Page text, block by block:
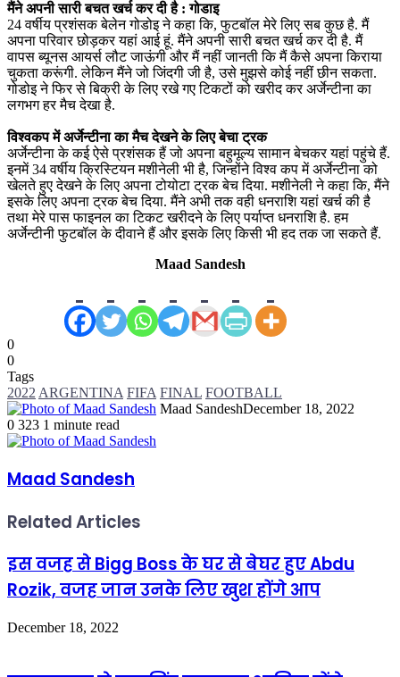
मैंने अपनी सारी बचत खर्च कर दी है : गोडाइ
24 वर्षीय प्रशंसक बेलेन गोडोइ ने कहा कि, फुटबॉल मेरे लिए सब कुछ है. मैं
अपना परिवार छोड़कर यहां आई हूं. मैंने अपनी सारी बचत खर्च कर दी है. मैं
वापस ब्यूनस आयर्स लौट जाऊंगी और मैं नहीं जानती कि मैं कैसे अपना किराया
चुकता करूंगी. लेकिन मैंने जो जिंदगी जी है, उसे मुझसे कोई नहीं छीन सकता.
गोडोइ ने फिर से बिक्री के लिए रखे गए टिकटों को खरीद कर अर्जेन्टीना का
लगभग हर मैच देखा है.
विश्वकप में अर्जेन्टीना का मैच देखने के लिए बेचा ट्रक
अर्जेन्टीना के कई ऐसे प्रशंसक हैं जो अपना बहुमूल्य सामान बेचकर यहां पहुंचे हैं.
इनमें 34 वर्षीय क्रिस्टियन मशीनेली भी है, जिन्होंने विश्व कप में अर्जेन्टीना को
खेलते हुए देखने के लिए अपना टोयोटा ट्रक बेच दिया. मशीनेली ने कहा कि, मैंने
इसके लिए अपना ट्रक बेच दिया. मैंने अभी तक वही धनराशि यहां खर्च की है
तथा मेरे पास फाइनल का टिकट खरीदने के लिए पर्याप्त धनराशि है. हम
अर्जेन्टीनी फुटबॉल के दीवाने हैं और इसके लिए किसी भी हद तक जा सकते हैं.
Maad Sandesh
0
0
Tags
2022 ARGENTINA FIFA FINAL FOOTBALL
Maad SandeshDecember 18, 2022
0 323 1 minute read
Maad Sandesh
Related Articles
इस वजह से Bigg Boss के घर से बेघर हुए Abdu
Rozik, वजह जान उनके लिए खुश होंगे आप
December 18, 2022